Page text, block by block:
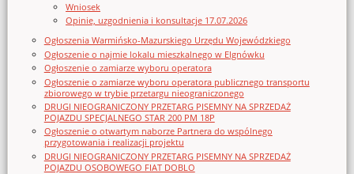
Wniosek
Opinie, uzgodnienia i konsultacje 17.07.2026
Ogłoszenia Warmińsko-Mazurskiego Urzędu Wojewódzkiego
Ogłoszenie o najmie lokalu mieszkalnego w Elgnówku
Ogłoszenie o zamiarze wyboru operatora
Ogłoszenie o zamiarze wyboru operatora publicznego transportu
zbiorowego w trybie przetargu nieograniczonego
DRUGI NIEOGRANICZONY PRZETARG PISEMNY NA SPRZEDAŻ
POJAZDU SPECJALNEGO STAR 200 PM 18P
Ogłoszenie o otwartym naborze Partnera do wspólnego
przygotowania i realizacji projektu
DRUGI NIEOGRANICZONY PRZETARG PISEMNY NA SPRZEDAŻ
POJAZDU OSOBOWEGO FIAT DOBLO